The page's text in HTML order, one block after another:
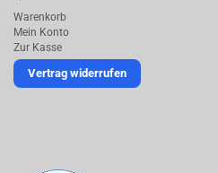
Warenkorb
Mein Konto
Zur Kasse
Vertrag widerrufen